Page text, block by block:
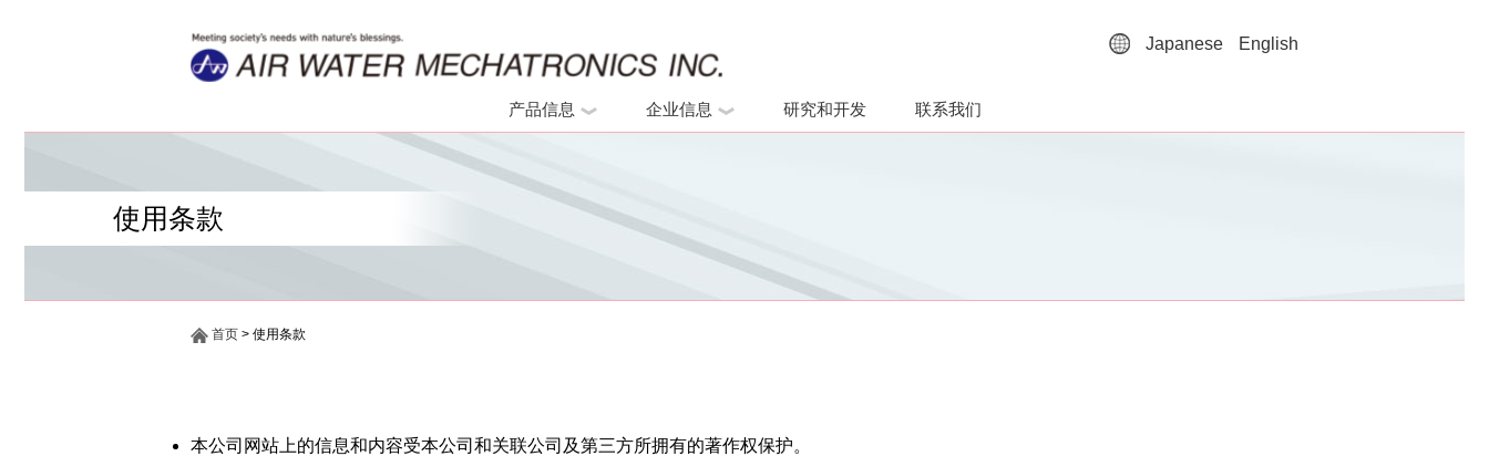
Japanese English
产品信息 企业信息 研究和开发 联系我们
使用条款
首页 使用条款
本公司网站上的信息和内容受本公司和关联公司及第三方所拥有的著作权保护。